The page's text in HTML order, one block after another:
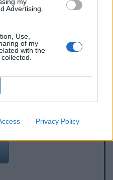
Advertising.
Use,
of my
with the
Privacy Policy